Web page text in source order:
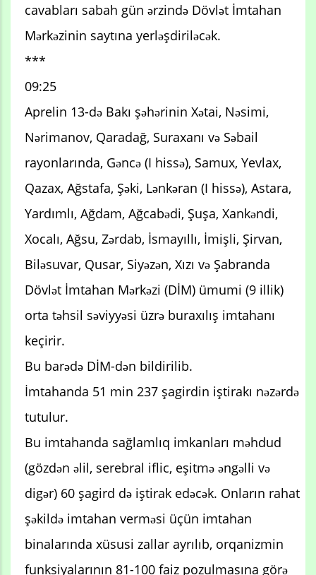
cavabları sabah gün ərzində Dövlət İmtahan
Mərkəzinin saytına yerləşdiriləcək.
***
09:25
Aprelin 13-də Bakı şəhərinin Xətai, Nəsimi,
Nərimanov, Qaradağ, Suraxanı və Səbail
rayonlarında, Gəncə (I hissə), Samux, Yevlax,
Qazax, Ağstafa, Şəki, Lənkəran (I hissə), Astara,
Yardımlı, Ağdam, Ağcabədi, Şuşa, Xankəndi,
Xocalı, Ağsu, Zərdab, İsmayıllı, İmişli, Şirvan,
Biləsuvar, Qusar, Siyəzən, Xızı və Şabranda
Dövlət İmtahan Mərkəzi (DİM) ümumi (9 illik)
orta təhsil səviyyəsi üzrə buraxılış imtahanı
keçirir.
Bu barədə DİM-dən bildirilib.
İmtahanda 51 min 237 şagirdin iştirakı nəzərdə
tutulur.
Bu imtahanda sağlamlıq imkanları məhdud
(gözdən əlil, serebral iflic, eşitmə əngəlli və
digər) 60 şagird də iştirak edəcək. Onların rahat
şəkildə imtahan verməsi üçün imtahan
binalarında xüsusi zallar ayrılıb, orqanizmin
funksiyalarının 81-100 faiz pozulmasına görə